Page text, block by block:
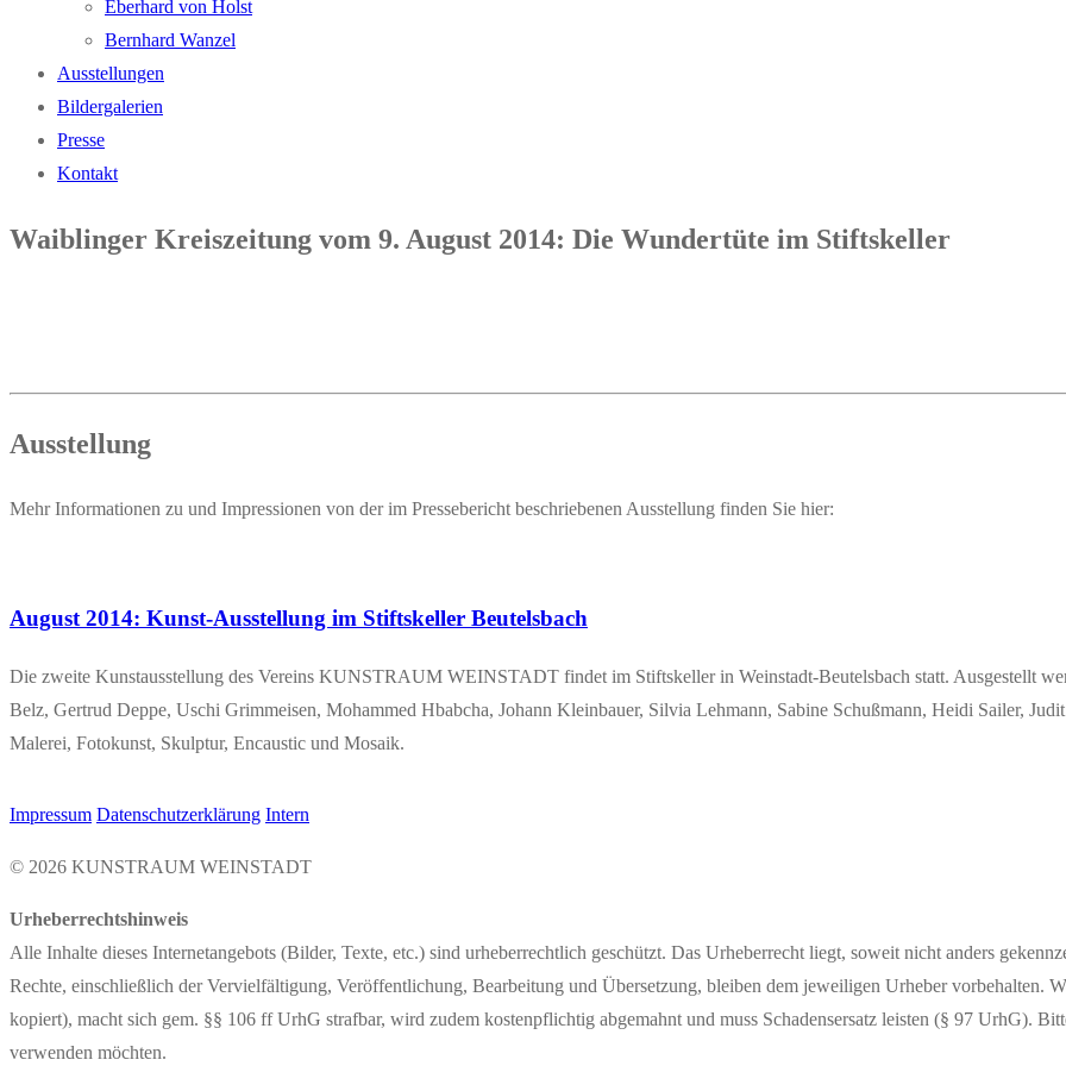
Eber­hard von Holst
Bern­hard Wanzel
Aus­stel­lun­gen
Bil­der­ga­le­rien
Pres­se
Kon­takt
Waib­lin­ger Kreis­zei­tung vom 9. August 2014: Die Wun­der­tü­te im Stiftskeller
Aus­stel­lung
Mehr Infor­ma­tio­nen zu und Impres­sio­nen von der im Pres­se­be­richt beschrie­be­nen Aus­stel­lung fin­den Sie hier:
August 2014: Kunst-Aus­­s­tel­­lung im Stifts­kel­ler Beutelsbach
Die zwei­te Kunst­aus­stel­lung des Ver­eins KUNST­RAUM WEIN­STADT fin­det im Stifts­kel­ler in Wein­­stadt-Beu­­tels­­bach statt. Aus­ge­stellt
Belz, Ger­trud Dep­pe, Uschi Grimm­ei­sen, Moham­med Hbab­cha, Johann Klein­bau­er, Sil­via Leh­mann, Sabi­ne Schuß­mann, Hei­di Sai­ler,
Male­rei, Foto­kunst, Skulp­tur, Encau­st­ic und Mosaik.
Impressum Datenschutzerklärung Intern
© 2026 KUNSTRAUM WEINSTADT
Urheberrechtshinweis
Alle Inhalte dieses Internetangebots (Bilder, Texte, etc.) sind urheberrechtlich geschützt. Das Urheberrecht liegt, soweit nicht anders
Rechte, einschließlich der Vervielfältigung, Veröffentlichung, Bearbeitung und Übersetzung, bleiben dem jeweiligen Urheber vorbehalten.
kopiert), macht sich gem. §§ 106 ff UrhG strafbar, wird zudem kostenpflichtig abgemahnt und muss Schadensersatz leisten (§ 97 UrhG).
verwenden möchten.